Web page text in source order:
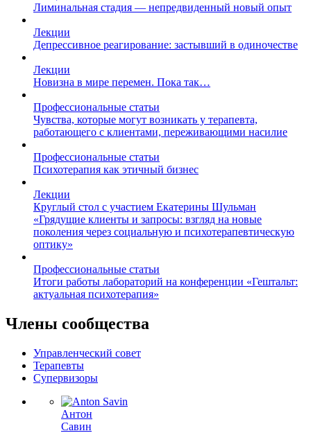
Лиминальная стадия — непредвиденный новый опыт
Лекции
Депрессивное реагирование: застывший в одиночестве
Лекции
Новизна в мире перемен. Пока так…
Профессиональные статьи
Чувства, которые могут возникать у терапевта,
работающего с клиентами, переживающими насилие
Профессиональные статьи
Психотерапия как этичный бизнес
Лекции
Круглый стол с участием Екатерины Шульман
«Грядущие клиенты и запросы: взгляд на новые
поколения через социальную и психотерапевтическую
оптику»
Профессиональные статьи
Итоги работы лабораторий на конференции «Гештальт:
актуальная психотерапия»
Члены сообщества
Управленческий совет
Терапевты
Супервизоры
Антон
Савин